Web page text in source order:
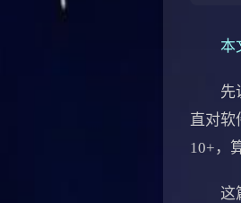
本
先说
直对软
10+，
这篇